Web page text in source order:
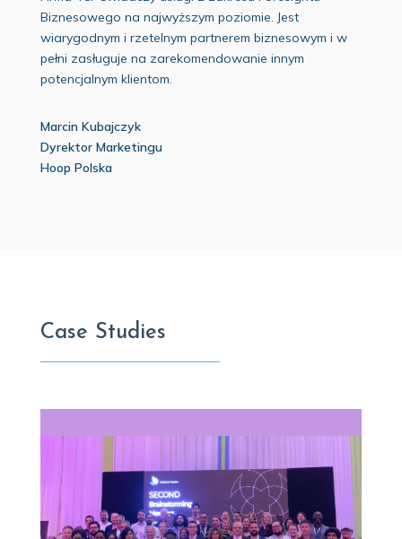
Biznesowego na najwyższym poziomie. Jest
wiarygodnym i rzetelnym partnerem biznesowym i w
pełni zasługuje na zarekomendowanie innym
potencjalnym klientom.
Marcin Kubajczyk
Dyrektor Marketingu
Hoop Polska
Case Studies